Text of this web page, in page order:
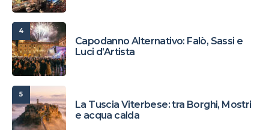
4
Capodanno Alternativo: Falò, Sassi e
Luci d’Artista
5
La Tuscia Viterbese: tra Borghi, Mostri
e acqua calda